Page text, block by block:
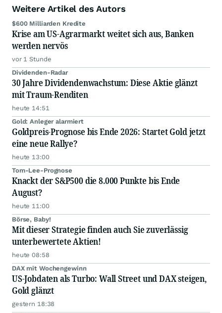
Weitere Artikel des Autors
$600 Milliarden Kredite
Krise am US-Agrarmarkt weitet sich aus, Banken
werden nervös
vor 1 Stunde
Dividenden-Radar
30 Jahre Dividendenwachstum: Diese Aktie glänzt
mit Traum-Renditen
heute 14:51
Gold: Anleger alarmiert
Goldpreis-Prognose bis Ende 2026: Startet Gold jetzt
eine neue Rallye?
heute 13:00
Tom-Lee-Prognose
Knackt der S&P500 die 8.000 Punkte bis Ende
August?
heute 11:00
Börse, Baby!
Mit dieser Strategie finden auch Sie zuverlässig
unterbewertete Aktien!
heute 08:58
DAX mit Wochengewinn
US-Jobdaten als Turbo: Wall Street und DAX steigen,
Gold glänzt
gestern 18:38